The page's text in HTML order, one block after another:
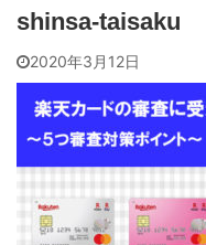
shinsa-taisaku
2020年3月12日